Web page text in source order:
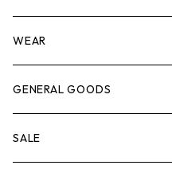
脚立
ケミカル
その他
キャビネット・ツールハンガー
冬季用品
その他
ストレージボックス
クーラーボックス
ナイフ
車内グッズ
車外グッズ
芳香剤
WEAR
トップス
ボトムス
GENERAL GOODS
ウォレット
SALE